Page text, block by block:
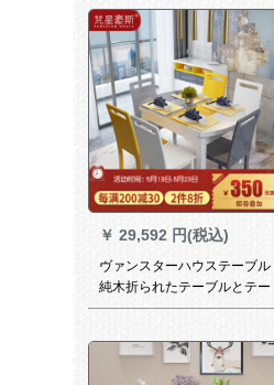
￥ 29,592 円(税込)
ヴァンスターハウステーブル
純木折られたテーブルとテー
ブルと椅子の組み合わせダン
楕円形テーブル1テーブル4椅
子（Aタイプ）